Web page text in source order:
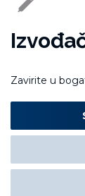
Zavirite u